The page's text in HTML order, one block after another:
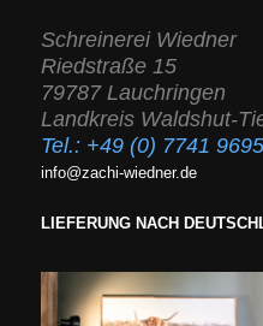
Schreinerei Wiedner
Riedstraße 15
79787 Lauchringen
Landkreis Waldshut-
Tel.: +49 (0) 7741
info@zachi-wiedner.de
LIEFERUNG NACH